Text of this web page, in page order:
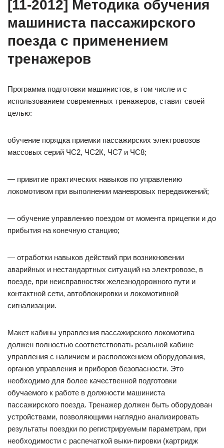
[11-2012] Методика обучения
машиниста пассажирского
поезда с применением
тренажеров
Программа подготовки машинистов, в том числе и с
использованием современных тренажеров, ставит своей
целью:
обучение порядка приемки пассажирских электровозов
массовых серий ЧС2, ЧС2К, ЧС7 и ЧС8;
— привитие практических навыков по управлению
локомотивом при выполнении маневровых передвижений;
— обучение управлению поездом от момента прицепки и до
прибытия на конечную станцию;
— отработки навыков действий при возникновении
аварийных и нестандартных ситуаций на электровозе, в
поезде, при неисправностях железнодорожного пути и
контактной сети, автоблокировки и локомотивной
сигнализации.
Макет кабины управления пассажирского локомотива
должен полностью соответствовать реальной кабине
управления с наличием и расположением оборудования,
органов управления и приборов безопасности. Это
необходимо для более качественной подготовки
обучаемого к работе в должности машиниста
пассажирского поезда. Тренажер должен быть оборудован
устройствами, позволяющими наглядно анализировать
результаты поездки по регистрируемым параметрам, при
необходимости с распечаткой выки-пировки (картридж